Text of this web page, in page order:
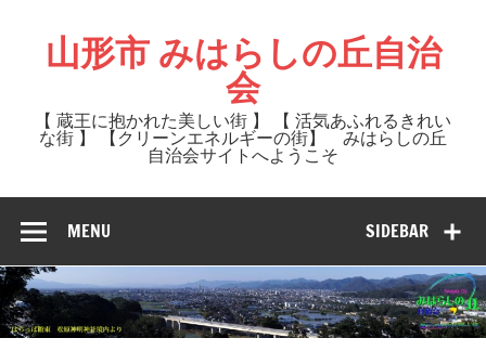
content山形市 みはらしの丘自治
会
【 蔵王に抱かれた美しい街 】 【 活気あふれるきれい
な街 】 【クリーンエネルギーの街】 みはらしの丘
自治会サイトへようこそ
SIDEBAR
MENU